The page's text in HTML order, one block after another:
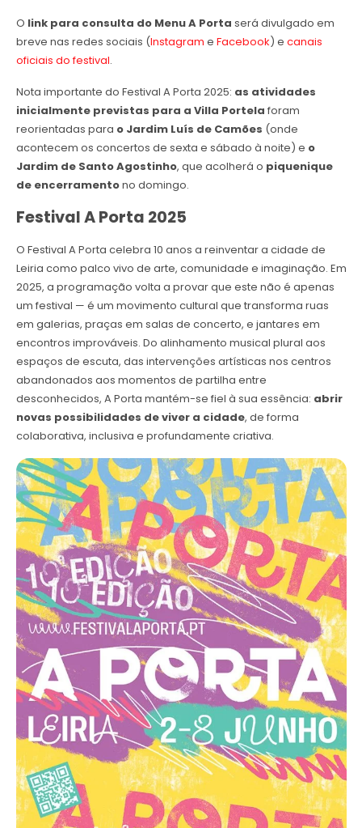
O link para consulta do Menu A Porta será divulgado em
breve nas redes sociais (Instagram e Facebook) e canais
oficiais do festival.
Nota importante do Festival A Porta 2025: as atividades
inicialmente previstas para a Villa Portela foram
reorientadas para o Jardim Luís de Camões (onde
acontecem os concertos de sexta e sábado à noite) e o
Jardim de Santo Agostinho, que acolherá o piquenique
de encerramentono domingo.
Festival A Porta 2025
O Festival A Porta celebra 10 anos a reinventar a cidade de
Leiria como palco vivo de arte, comunidade e imaginação. Em
2025, a programação volta a provar que este não é apenas
um festival — é um movimento cultural que transforma ruas
em galerias, praças em salas de concerto, e jantares em
encontros improváveis. Do alinhamento musical plural aos
espaços de escuta, das intervenções artísticas nos centros
abandonados aos momentos de partilha entre
desconhecidos, A Porta mantém-se fiel à sua essência: abrir
novas possibilidades de viver a cidade, de forma
colaborativa, inclusiva e profundamente criativa.